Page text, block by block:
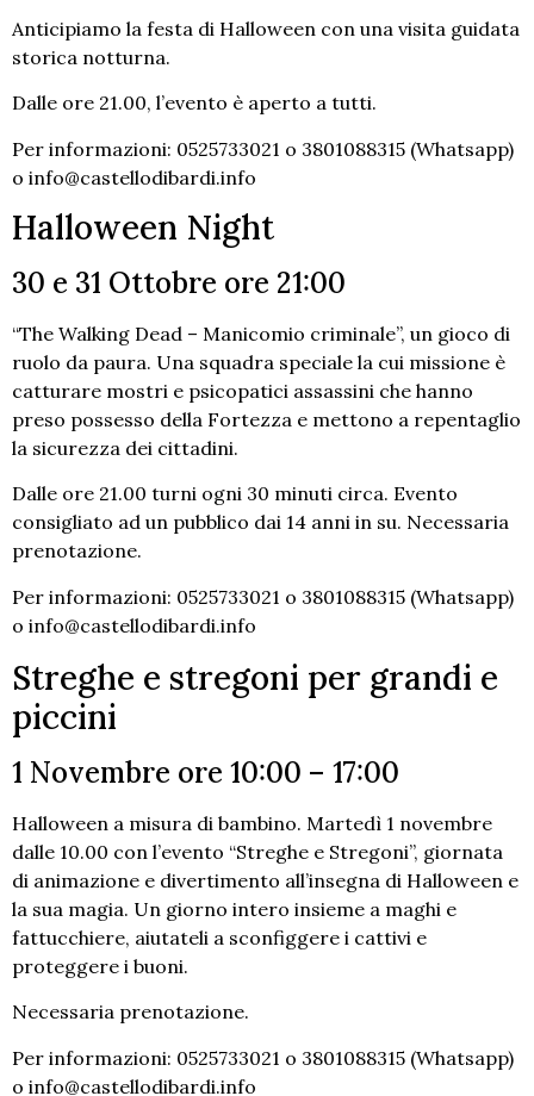
Anticipiamo la festa di Halloween con una visita guidata
storica notturna.
Dalle ore 21.00, l’evento è aperto a tutti.
Per informazioni: 0525733021 o 3801088315 (Whatsapp)
o info@castellodibardi.info
Halloween Night
30 e 31 Ottobre ore 21:00
“The Walking Dead – Manicomio criminale”, un gioco di
ruolo da paura. Una squadra speciale la cui missione è
catturare mostri e psicopatici assassini che hanno
preso possesso della Fortezza e mettono a repentaglio
la sicurezza dei cittadini.
Dalle ore 21.00 turni ogni 30 minuti circa. Evento
consigliato ad un pubblico dai 14 anni in su. Necessaria
prenotazione.
Per informazioni: 0525733021 o 3801088315 (Whatsapp)
o info@castellodibardi.info
Streghe e stregoni per grandi e
piccini
1 Novembre ore 10:00 – 17:00
Halloween a misura di bambino. Martedì 1 novembre
dalle 10.00 con l’evento “Streghe e Stregoni”, giornata
di animazione e divertimento all’insegna di Halloween e
la sua magia. Un giorno intero insieme a maghi e
fattucchiere, aiutateli a sconfiggere i cattivi e
proteggere i buoni.
Necessaria prenotazione.
Per informazioni: 0525733021 o 3801088315 (Whatsapp)
o info@castellodibardi.info